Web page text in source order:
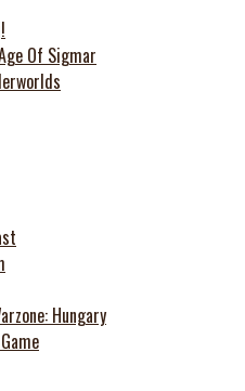
Of Sigmar
Hungary